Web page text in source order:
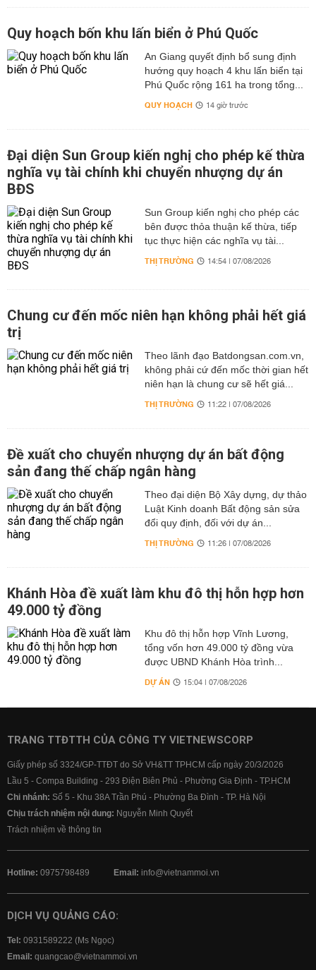
Quy hoạch bốn khu lấn biển ở Phú Quốc
An Giang quyết định bổ sung định
hướng quy hoạch 4 khu lấn biển tại
Phú Quốc rộng 161 ha trong tổng...
QUY HOẠCH 14 giờ trước
Đại diện Sun Group kiến nghị cho phép kế thừa
nghĩa vụ tài chính khi chuyển nhượng dự án
BĐS
Sun Group kiến nghị cho phép các
bên được thỏa thuận kế thừa, tiếp
tục thực hiện các nghĩa vụ tài...
THỊ TRƯỜNG 14:54 | 07/08/2026
Chung cư đến mốc niên hạn không phải hết giá
trị
Theo lãnh đạo Batdongsan.com.vn,
không phải cứ đến mốc thời gian hết
niên hạn là chung cư sẽ hết giá...
THỊ TRƯỜNG 11:22 | 07/08/2026
Đề xuất cho chuyển nhượng dự án bất động
sản đang thế chấp ngân hàng
Theo đại diện Bộ Xây dựng, dự thảo
Luật Kinh doanh Bất động sản sửa
đổi quy định, đối với dự án...
THỊ TRƯỜNG 11:26 | 07/08/2026
Khánh Hòa đề xuất làm khu đô thị hỗn hợp hơn
49.000 tỷ đồng
Khu đô thị hỗn hợp Vĩnh Lương,
tổng vốn hơn 49.000 tỷ đồng vừa
được UBND Khánh Hòa trình...
DỰ ÁN 15:04 | 07/08/2026
TRANG TTĐTTH CỦA CÔNG TY VIETNEWSCORP
Giấy phép số 3324/GP-TTĐT do Sở VH&TT TPHCM cấp ngày 20/3/2026
Lầu 5 - Compa Building - 293 Điện Biên Phủ - Phường Gia Định - TP.HCM
Chi nhánh: Số 5 - Khu 38A Trần Phú - Phường Ba Đình - TP. Hà Nội
Chịu trách nhiệm nội dung: Nguyễn Minh Quyết
Trách nhiệm về thông tin
Hotline: 0975798489 Email: info@vietnammoi.vn
DỊCH VỤ QUẢNG CÁO:
Tel: 0931589222 (Ms Ngọc)
Email: quangcao@vietnammoi.vn